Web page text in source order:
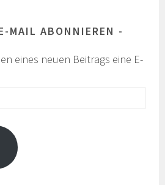
MAIL ABONNIEREN
eines neuen Beitrags eine E-